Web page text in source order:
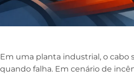
Em uma planta industrial, o cabo
quando falha. Em cenário de